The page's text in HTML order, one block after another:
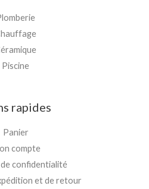
Piscine
rapides
Panier
compte
confidentialité
et de retour